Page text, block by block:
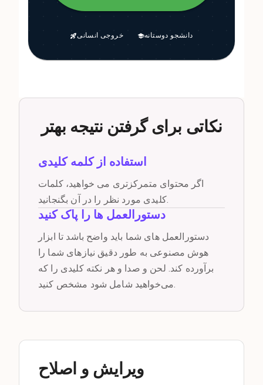
خروجی انسانی دانشجو دوستانه
نکاتی برای گرفتن نتیجه بهتر
استفاده از کلمه کلیدی
اگر محتوای متمرکزتری می خواهید، کلمات
کلیدی مورد نظر را در آن بگنجانید.
دستورالعمل ها را پاک کنید
دستورالعمل های شما باید واضح باشد تا ابزار
هوش مصنوعی به طور دقیق نیازهای شما را
برآورده کند. لحن و صدا و هر نکته کلیدی را که
می‌خواهید شامل شود مشخص کنید.
ویرایش و اصلاح